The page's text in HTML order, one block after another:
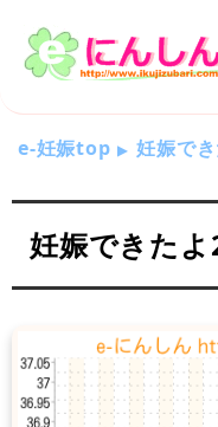
e-妊娠top 妊娠で
妊娠できた